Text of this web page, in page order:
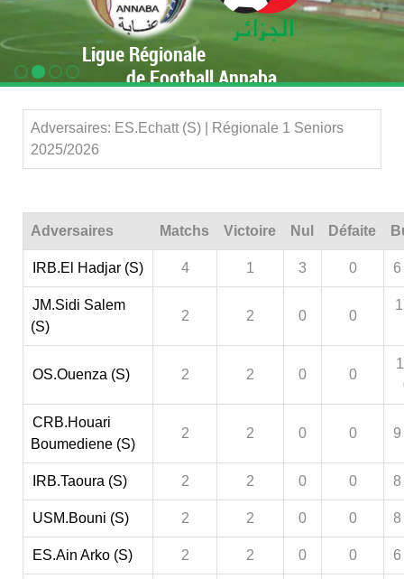
Ligue Régionale
de Football Annaba
Adversaires: ES.Echatt (S) | Régionale 1 Seniors
2025/2026
Adversaires Matchs Victoire Nul Défaite
IRB.El Hadjar (S) 4 1 3 0 6
JM.Sidi Salem
(S)
2 2 0 0
OS.Ouenza (S) 2 2 0 0
CRB.Houari
Boumediene (S)
2 2 0 0 9
IRB.Taoura (S) 2 2 0 0 8
USM.Bouni (S) 2 2 0 0 8
ES.Ain Arko (S) 2 2 0 0 6